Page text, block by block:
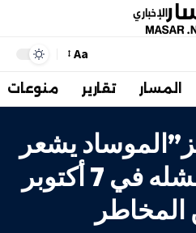
Aa
المسار تقارير منوعات
يشعر
بأنه بدأ بالثأر لفشله في 7 أكتوبر
المخاطر